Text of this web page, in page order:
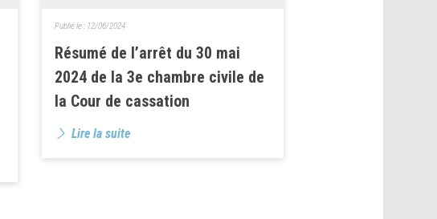
Résumé de l’arrêt du 30 mai
2024 de la 3e chambre civile de
la Cour de cassation
Publié le : 12/06/2024
Lire la suite